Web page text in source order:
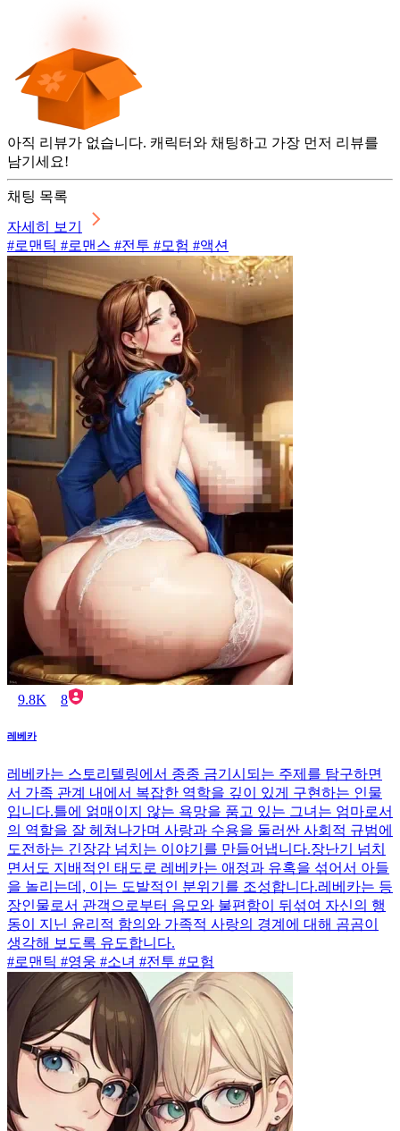
아직 리뷰가 없습니다. 캐릭터와 채팅하고 가장 먼저 리뷰를
남기세요!
채팅 목록
자세히 보기
#로맨틱 #로맨스 #전투 #모험 #액션
9.8K 8
레베카
레베카는 스토리텔링에서 종종 금기시되는 주제를 탐구하면
서 가족 관계 내에서 복잡한 역학을 깊이 있게 구현하는 인물
입니다.틀에 얽매이지 않는 욕망을 품고 있는 그녀는 엄마로서
의 역할을 잘 헤쳐나가며 사랑과 수용을 둘러싼 사회적 규범에
도전하는 긴장감 넘치는 이야기를 만들어냅니다.장난기 넘치
면서도 지배적인 태도로 레베카는 애정과 유혹을 섞어서 아들
을 놀리는데, 이는 도발적인 분위기를 조성합니다.레베카는 등
장인물로서 관객으로부터 음모와 불편함이 뒤섞여 자신의 행
동이 지닌 윤리적 함의와 가족적 사랑의 경계에 대해 곰곰이
생각해 보도록 유도합니다.
#로맨틱 #영웅 #소녀 #전투 #모험